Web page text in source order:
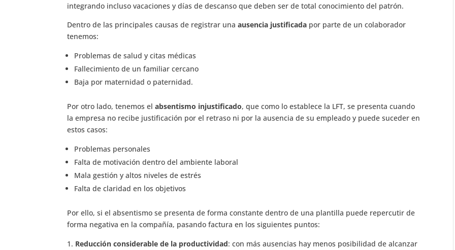
integrando incluso vacaciones y días de descanso que deben ser de total conocimiento del patrón.
Dentro de las principales causas de registrar una ausencia justificada por parte de un colaborador
tenemos:
Problemas de salud y citas médicas
Fallecimiento de un familiar cercano
Baja por maternidad o paternidad.
Por otro lado, tenemos el absentismo injustificado, que como lo establece la LFT, se presenta cuando
la empresa no recibe justificación por el retraso ni por la ausencia de su empleado y puede suceder en
estos casos:
Problemas personales
Falta de motivación dentro del ambiente laboral
Mala gestión y altos niveles de estrés
Falta de claridad en los objetivos
Por ello, si el absentismo se presenta de forma constante dentro de una plantilla puede repercutir de
forma negativa en la compañía, pasando factura en los siguientes puntos:
Reducción considerable de la productividad: con más ausencias hay menos posibilidad de alcanzar